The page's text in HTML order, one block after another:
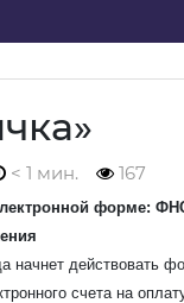
< 1 мин. 167
форме:
начнет действовать
счета на